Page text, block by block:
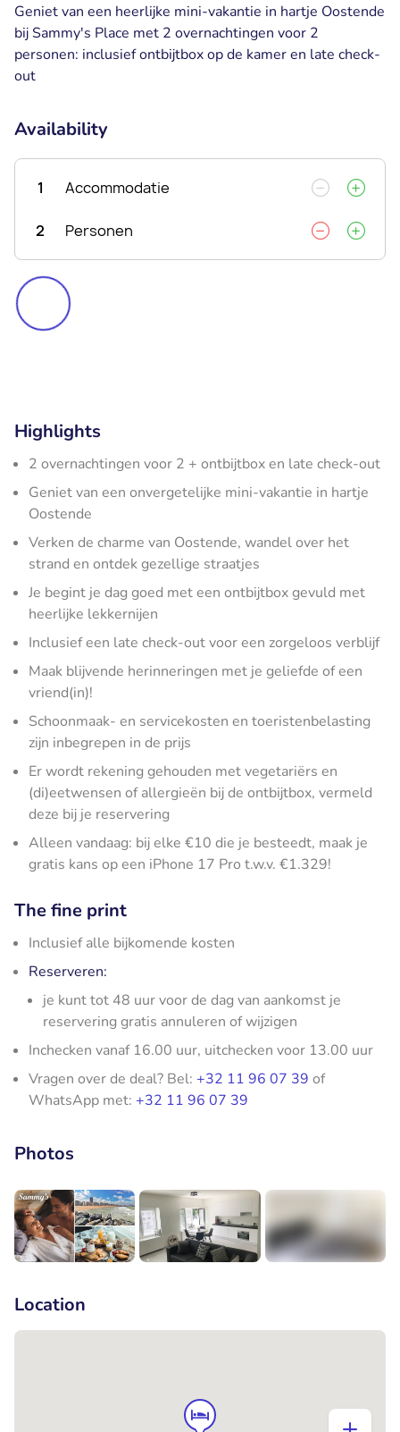
Geniet van een heerlijke mini-vakantie in hartje Oostende
bij Sammy's Place met 2 overnachtingen voor 2
personen: inclusief ontbijtbox op de kamer en late check-
out
Availability
1 Accommodatie
2 Personen
Highlights
2 overnachtingen voor 2 + ontbijtbox en late check-out
Geniet van een onvergetelijke mini-vakantie in hartje
Oostende
Verken de charme van Oostende, wandel over het
strand en ontdek gezellige straatjes
Je begint je dag goed met een ontbijtbox gevuld met
heerlijke lekkernijen
Inclusief een late check-out voor een zorgeloos verblijf
Maak blijvende herinneringen met je geliefde of een
vriend(in)!
Schoonmaak- en servicekosten en toeristenbelasting
zijn inbegrepen in de prijs
Er wordt rekening gehouden met vegetariërs en
(di)eetwensen of allergieën bij de ontbijtbox, vermeld
deze bij je reservering
Alleen vandaag: bij elke €10 die je besteedt, maak je
gratis kans op een iPhone 17 Pro t.w.v. €1.329!
The fine print
Inclusief alle bijkomende kosten
Reserveren:
je kunt tot 48 uur voor de dag van aankomst je
reservering gratis annuleren of wijzigen
Inchecken vanaf 16.00 uur, uitchecken voor 13.00 uur
Vragen over de deal? Bel: +32 11 96 07 39 of
WhatsApp met: +32 11 96 07 39
Photos
Location